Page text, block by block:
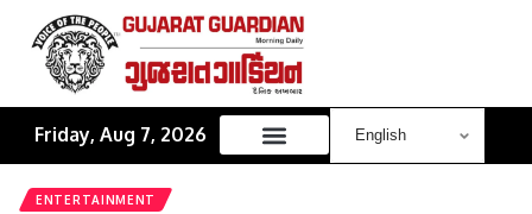
Friday, Aug 7, 2026
ENTERTAINMENT